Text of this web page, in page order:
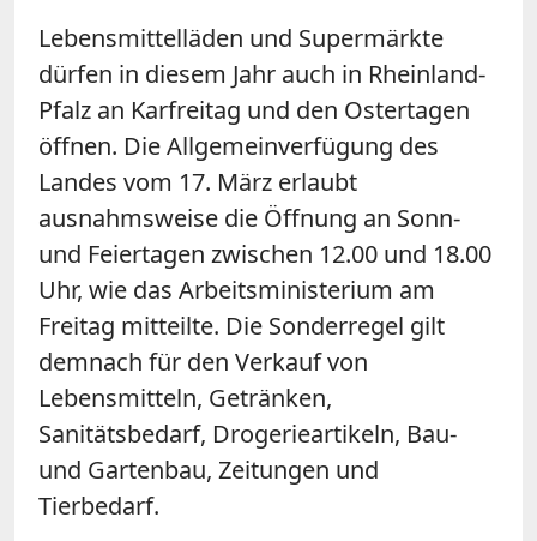
Lebensmittelläden und Supermärkte
dürfen in diesem Jahr auch in Rheinland-
Pfalz an Karfreitag und den Ostertagen
öffnen. Die Allgemeinverfügung des
Landes vom 17. März erlaubt
ausnahmsweise die Öffnung an Sonn-
und Feiertagen zwischen 12.00 und 18.00
Uhr, wie das Arbeitsministerium am
Freitag mitteilte. Die Sonderregel gilt
demnach für den Verkauf von
Lebensmitteln, Getränken,
Sanitätsbedarf, Drogerieartikeln, Bau-
und Gartenbau, Zeitungen und
Tierbedarf.